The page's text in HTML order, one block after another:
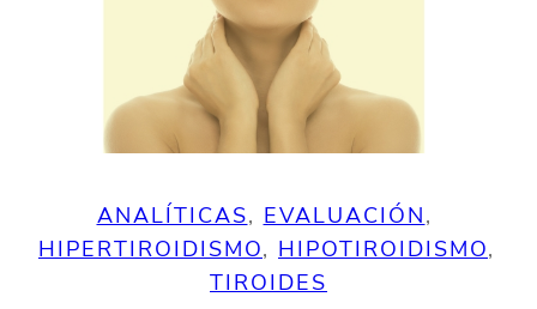
ANALÍTICAS, EVALUACIÓN
HIPERTIROIDISMO, HIPOTIROIDISMO
TIROIDES